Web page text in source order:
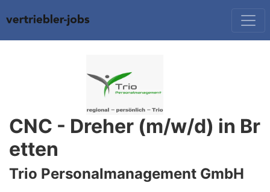
CNC - Dreher (m/w/d) in Br
etten
Trio Personalmanagement GmbH